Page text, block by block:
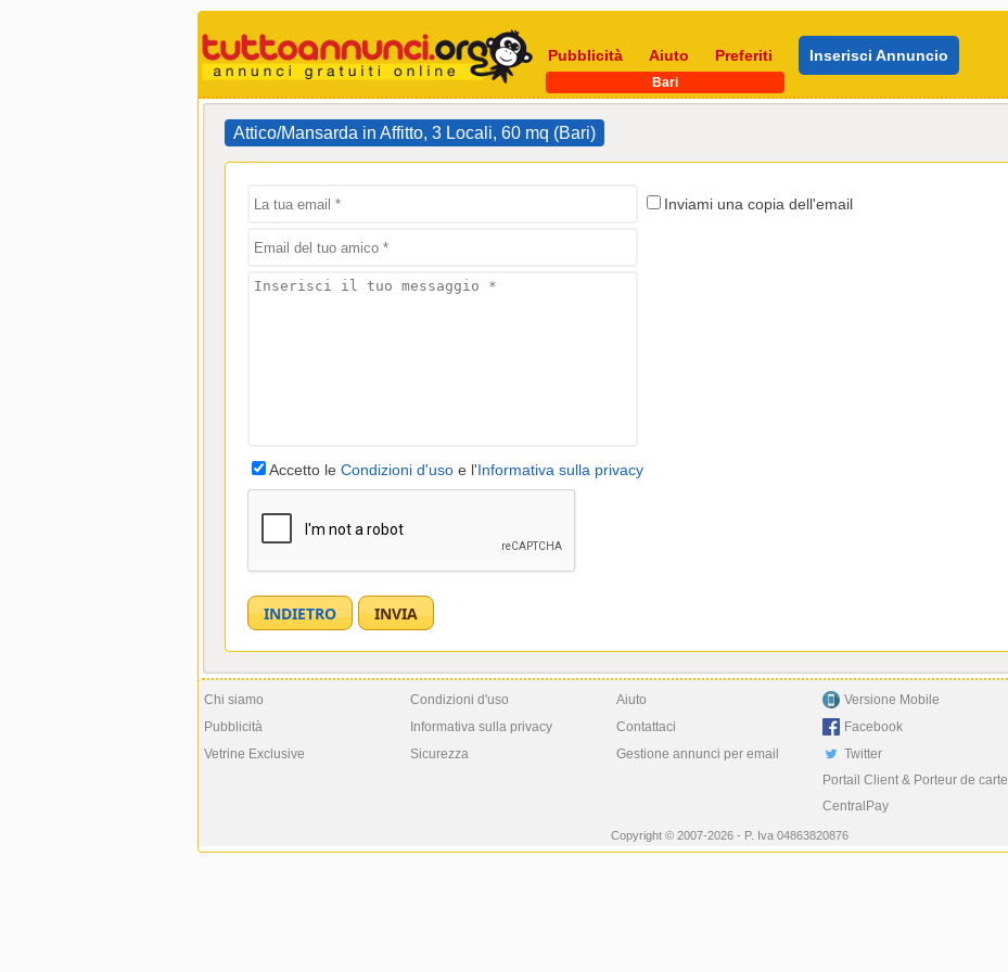
Pubblicità Aiuto Preferiti Inserisci Annuncio
Bari
Attico/Mansarda in Affitto, 3 Locali, 60 mq (Bari)
Inviami una copia dell'email
Accetto le Condizioni d'uso e l'Informativa sulla privacy
Chi siamo
Pubblicità
Vetrine Exclusive
Condizioni d'uso
Informativa sulla privacy
Sicurezza
Aiuto
Contattaci
Gestione annunci per email
Versione Mobile
Facebook
Twitter
Portail Client & Porteur de carte
CentralPay
Copyright © 2007-2026 - P. Iva 04863820876